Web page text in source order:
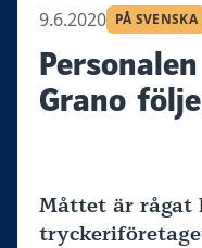
9.6.2020 PÅ SVENSKA
Grano
Måttet är rågat